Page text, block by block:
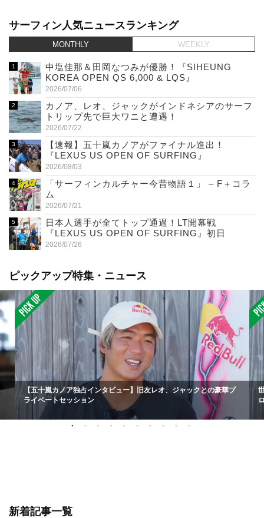
サーフィン人気ニュースランキング
MONTHLY WEEKLY
中塩佳那＆田岡なつみが優勝！『SIHEUNG
KOREA OPEN QS 6,000 & LQS』
2026/07/06
カノア、レオ、ジャックがインドネシアのサーフ
トリップ先で巨大ワニと遭遇！
2026/07/22
【速報】五十嵐カノアがファイナル進出！
『LEXUS US OPEN OF SURFING』
2026/08/03
「サーフィンカルチャー今昔物語１」 – F＋コラ
ム
2026/07/21
日本人選手が全てトップ通過！LT開幕戦
『LEXUS US OPEN OF SURFING』初日
2026/07/26
ピックアップ特集・ニュース
【五十嵐カノア独占インタビュー】旧友レオ、ジャックとの豪華プ
ライベートセッション
新着記事一覧